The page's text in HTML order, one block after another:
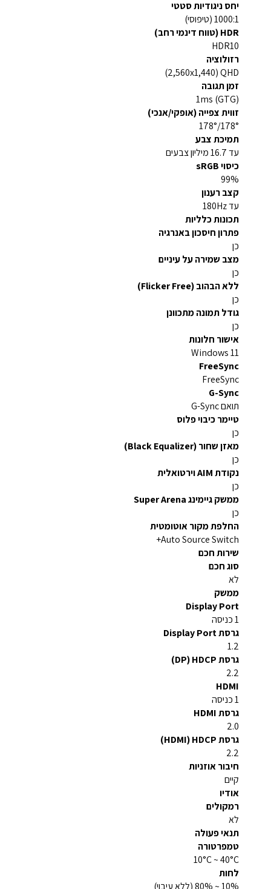
יחס ניגודיות סטטי
1000:1 (טיפוסי)
HDR (טווח דינמי רחב)
HDR10
רזולוציה
QHD ‏(2,560x1,440)
זמן תגובה
1ms (GTG)
זווית צפייה (אופקי/אנכי)
178°/178°
תמיכת צבע
עד 16.7 מיליון צבעים
כיסוי sRGB
99%
קצב רענון
עד 180Hz
תכונות כלליות
פתרון חיסכון באנרגיה
כן
מצב שמירה על עיניים
כן
ללא הבהוב (Flicker Free)
כן
גודל תמונה מתכוונן
כן
אישור חלונות
Windows 11
FreeSync
FreeSync
G-Sync
תואם G-Sync
טיימר כיבוי פלוס
כן
מאזן שחור (Black Equalizer)
כן
נקודת AIM וירטואלית
כן
ממשק גיימינג Super Arena
כן
החלפת מקור אוטומטית
Auto Source Switch+
שירות חכם
סוג חכם
לא
ממשק
Display Port
1 כניסה
גרסת Display Port
1.2
גרסת HDCP ‏(DP)
2.2
HDMI
1 כניסה
גרסת HDMI
2.0
גרסת HDCP ‏(HDMI)
2.2
חיבור אוזניות
קיים
אודיו
רמקולים
לא
תנאי פעולה
טמפרטורה
10°C ~ 40°C
לחות
10% ~ 80% (ללא עיבוי)